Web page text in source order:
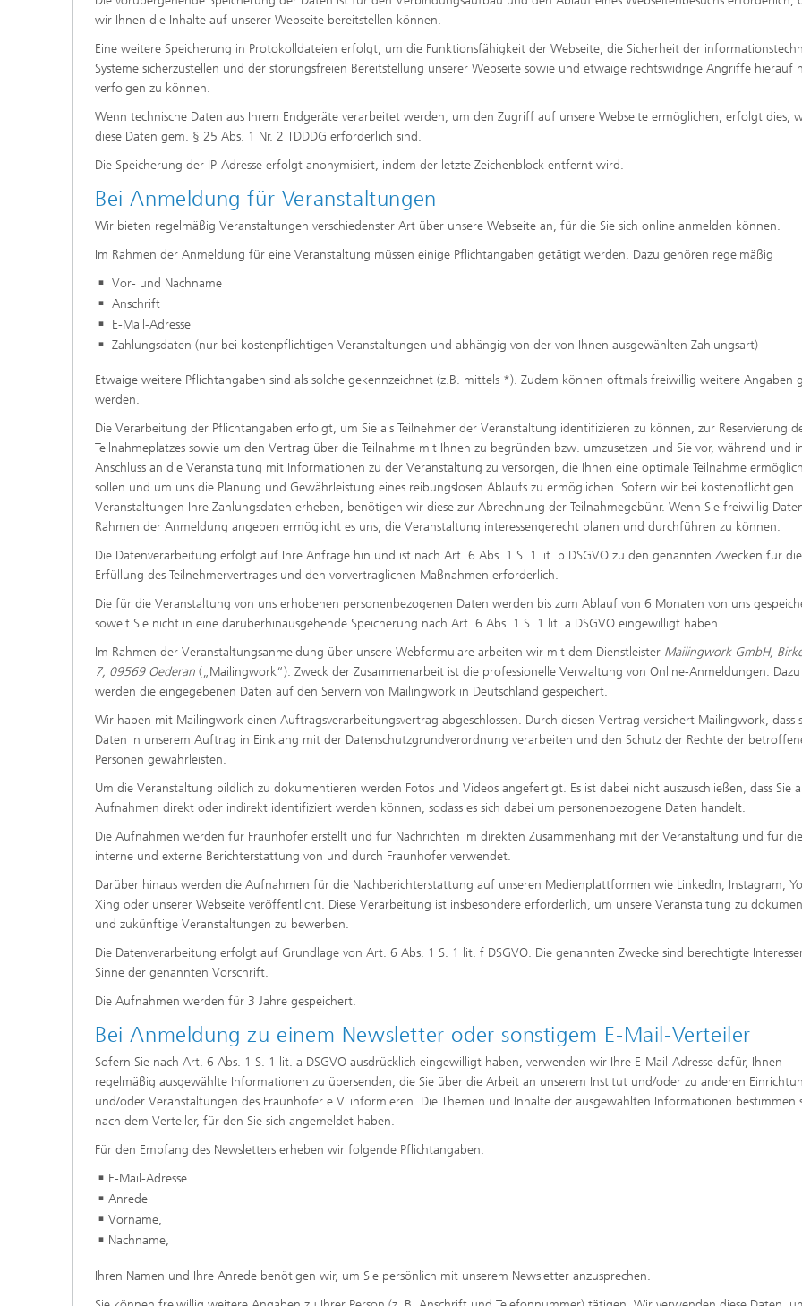
wir Ihnen die Inhalte auf unserer Webseite bereitstellen können.
Eine weitere Speicherung in Protokolldateien erfolgt, um die Funktionsfähigkeit der Webseite, die Sicherheit der
Systeme sicherzustellen und der störungsfreien Bereitstellung unserer Webseite sowie und etwaige rechtswidrige Angriffe hierauf
verfolgen zu können.
Wenn technische Daten aus Ihrem Endgeräte verarbeitet werden, um den Zugriff auf unsere Webseite ermöglichen, erfolgt dies,
diese Daten gem. § 25 Abs. 1 Nr. 2 TDDDG erforderlich sind.
Die Speicherung der IP-Adresse erfolgt anonymisiert, indem der letzte Zeichenblock entfernt wird.
Bei Anmeldung für Veranstaltungen
Wir bieten regelmäßig Veranstaltungen verschiedenster Art über unsere Webseite an, für die Sie sich online anmelden können.
Im Rahmen der Anmeldung für eine Veranstaltung müssen einige Pflichtangaben getätigt werden. Dazu gehören regelmäßig
Vor- und Nachname
Anschrift
E-Mail-Adresse
Zahlungsdaten (nur bei kostenpflichtigen Veranstaltungen und abhängig von der von Ihnen ausgewählten Zahlungsart)
Etwaige weitere Pflichtangaben sind als solche gekennzeichnet (z.B. mittels *). Zudem können oftmals freiwillig weitere Angaben
werden.
Die Verarbeitung der Pflichtangaben erfolgt, um Sie als Teilnehmer der Veranstaltung identifizieren zu können, zur Reservierung
Teilnahmeplatzes sowie um den Vertrag über die Teilnahme mit Ihnen zu begründen bzw. umzusetzen und Sie vor, während und
Anschluss an die Veranstaltung mit Informationen zu der Veranstaltung zu versorgen, die Ihnen eine optimale Teilnahme
sollen und um uns die Planung und Gewährleistung eines reibungslosen Ablaufs zu ermöglichen. Sofern wir bei kostenpflichtigen
Veranstaltungen Ihre Zahlungsdaten erheben, benötigen wir diese zur Abrechnung der Teilnahmegebühr. Wenn Sie freiwillig
Rahmen der Anmeldung angeben ermöglicht es uns, die Veranstaltung interessengerecht planen und durchführen zu können.
Die Datenverarbeitung erfolgt auf Ihre Anfrage hin und ist nach Art. 6 Abs. 1 S. 1 lit. b DSGVO zu den genannten Zwecken für die
Erfüllung des Teilnehmervertrages und den vorvertraglichen Maßnahmen erforderlich.
Die für die Veranstaltung von uns erhobenen personenbezogenen Daten werden bis zum Ablauf von 6 Monaten von uns
soweit Sie nicht in eine darüberhinausgehende Speicherung nach Art. 6 Abs. 1 S. 1 lit. a DSGVO eingewilligt haben.
Im Rahmen der Veranstaltungsanmeldung über unsere Webformulare arbeiten wir mit dem Dienstleister Mailingwork GmbH,
7, 09569 Oederan („Mailingwork“). Zweck der Zusammenarbeit ist die professionelle Verwaltung von Online-Anmeldungen. Dazu
werden die eingegebenen Daten auf den Servern von Mailingwork in Deutschland gespeichert.
Wir haben mit Mailingwork einen Auftragsverarbeitungsvertrag abgeschlossen. Durch diesen Vertrag versichert Mailingwork, dass
Daten in unserem Auftrag in Einklang mit der Datenschutzgrundverordnung verarbeiten und den Schutz der Rechte der
Personen gewährleisten.
Um die Veranstaltung bildlich zu dokumentieren werden Fotos und Videos angefertigt. Es ist dabei nicht auszuschließen, dass Sie
Aufnahmen direkt oder indirekt identifiziert werden können, sodass es sich dabei um personenbezogene Daten handelt.
Die Aufnahmen werden für Fraunhofer erstellt und für Nachrichten im direkten Zusammenhang mit der Veranstaltung und für die
interne und externe Berichterstattung von und durch Fraunhofer verwendet.
Darüber hinaus werden die Aufnahmen für die Nachberichterstattung auf unseren Medienplattformen wie LinkedIn, Instagram,
Xing oder unserer Webseite veröffentlicht. Diese Verarbeitung ist insbesondere erforderlich, um unsere Veranstaltung zu
und zukünftige Veranstaltungen zu bewerben.
Die Datenverarbeitung erfolgt auf Grundlage von Art. 6 Abs. 1 S. 1 lit. f DSGVO. Die genannten Zwecke sind berechtigte
Sinne der genannten Vorschrift.
Die Aufnahmen werden für 3 Jahre gespeichert.
Bei Anmeldung zu einem Newsletter oder sonstigem E-Mail-Verteiler
Sofern Sie nach Art. 6 Abs. 1 S. 1 lit. a DSGVO ausdrücklich eingewilligt haben, verwenden wir Ihre E-Mail-Adresse dafür, Ihnen
regelmäßig ausgewählte Informationen zu übersenden, die Sie über die Arbeit an unserem Institut und/oder zu anderen
und/oder Veranstaltungen des Fraunhofer e.V. informieren. Die Themen und Inhalte der ausgewählten Informationen bestimmen
nach dem Verteiler, für den Sie sich angemeldet haben.
Für den Empfang des Newsletters erheben wir folgende Pflichtangaben:
E-Mail-Adresse.
Anrede
Vorname,
Nachname,
Ihren Namen und Ihre Anrede benötigen wir, um Sie persönlich mit unserem Newsletter anzusprechen.